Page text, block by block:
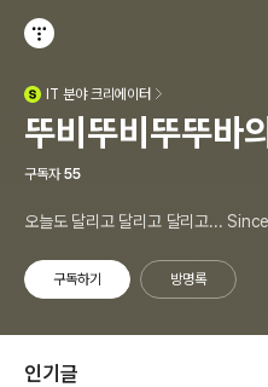
IT 분야 크리에이터
뚜비뚜비뚜뚜바
구독자 55
오늘도 달리고 달리고 달리고...
구독하기 방명록
인기글